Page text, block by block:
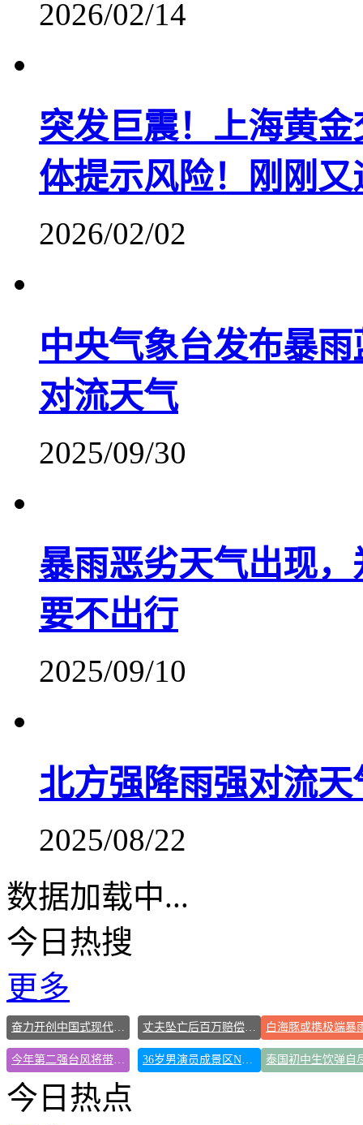
2026/02/14
突发巨震！上海黄
体提示风险！刚刚
2026/02/02
中央气象台发布暴
对流天气
2025/09/30
暴雨恶劣天气出现
要不出行
2025/09/10
北方强降雨强对流
2025/08/22
数据加载中...
今日热搜
更多
奋力开创中国式现代化建设新局面 丈夫坠亡后百万赔偿款妻女仅得3万
今年第二强台风将带来多大影响 36岁男演员成景区NPC后人气爆棚
今日热点